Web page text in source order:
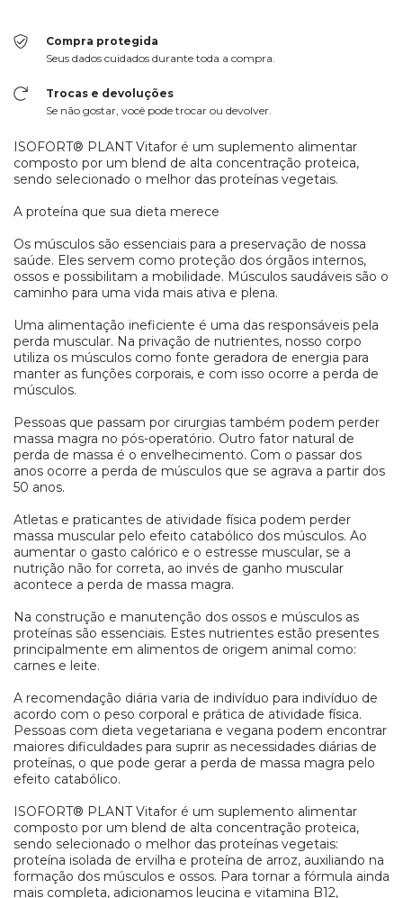
Compra protegida
Seus dados cuidados durante toda a compra.
Trocas e devoluções
Se não gostar, você pode trocar ou devolver.
ISOFORT® PLANT Vitafor é um suplemento alimentar
composto por um blend de alta concentração proteica,
sendo selecionado o melhor das proteínas vegetais.
A proteína que sua dieta merece
Os músculos são essenciais para a preservação de nossa
saúde. Eles servem como proteção dos órgãos internos,
ossos e possibilitam a mobilidade. Músculos saudáveis são o
caminho para uma vida mais ativa e plena.
Uma alimentação ineficiente é uma das responsáveis pela
perda muscular. Na privação de nutrientes, nosso corpo
utiliza os músculos como fonte geradora de energia para
manter as funções corporais, e com isso ocorre a perda de
músculos.
Pessoas que passam por cirurgias também podem perder
massa magra no pós-operatório. Outro fator natural de
perda de massa é o envelhecimento. Com o passar dos
anos ocorre a perda de músculos que se agrava a partir dos
50 anos.
Atletas e praticantes de atividade física podem perder
massa muscular pelo efeito catabólico dos músculos. Ao
aumentar o gasto calórico e o estresse muscular, se a
nutrição não for correta, ao invés de ganho muscular
acontece a perda de massa magra.
Na construção e manutenção dos ossos e músculos as
proteínas são essenciais. Estes nutrientes estão presentes
principalmente em alimentos de origem animal como:
carnes e leite.
A recomendação diária varia de indivíduo para indivíduo de
acordo com o peso corporal e prática de atividade física.
Pessoas com dieta vegetariana e vegana podem encontrar
maiores dificuldades para suprir as necessidades diárias de
proteínas, o que pode gerar a perda de massa magra pelo
efeito catabólico.
ISOFORT® PLANT Vitafor é um suplemento alimentar
composto por um blend de alta concentração proteica,
sendo selecionado o melhor das proteínas vegetais:
proteína isolada de ervilha e proteína de arroz, auxiliando na
formação dos músculos e ossos. Para tornar a fórmula ainda
mais completa, adicionamos leucina e vitamina B12,